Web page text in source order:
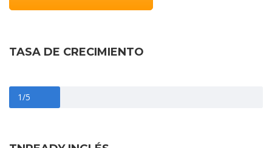
TASA DE CRECIMIENTO
1/5